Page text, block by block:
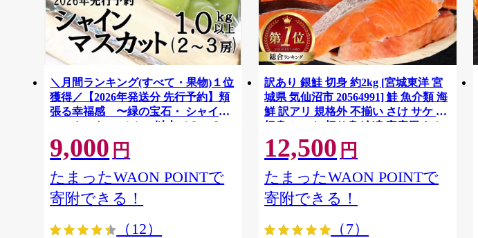
＼月間ランキング(すべて・果物)１位
獲得／【2026年発送分 先行予約】頬
張る幸福感 〜緑の宝石・ シャイン
マスカット 〜 １ｋｇ以上（２〜３
房） フルーツ 山梨県産 果物 くだも
の シャイン マスカット ぶどう ブド
ウ 葡萄 大粒 種なし 先行予約 富士川
町 10000円 一万円 9000円 九千円
9,000 円
たまったWAON POINTで
寄附できる！
（12）
訳あり 銀鮭 切身 約2kg [宮城東洋 宮
城県 気仙沼市 20564991] 鮭 魚介類 海
鮮 訳アリ 規格外 不揃い さけ サケ 鮭
切身 シャケ 切り身 冷凍 家庭用 おか
ず 弁当 支援 サーモン 銀鮭切り身 魚
わけあり
12,500 円
たまったWAON POINTで
寄附できる！
（7）